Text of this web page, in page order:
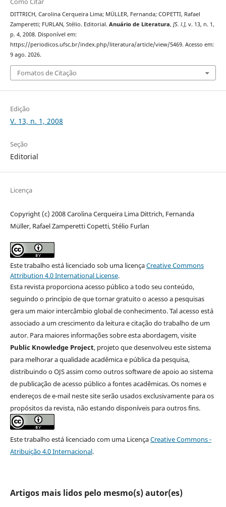
DITTRICH, Carolina Cerqueira Lima; MÜLLER, Fernanda; COPETTI, Rafael
Zamperetti; FURLAN, Stélio. Editorial. Anuário de Literatura, [S. l.], v. 13, n. 1,
p. 4, 2008. Disponível em:
https://periodicos.ufsc.br/index.php/literatura/article/view/5469. Acesso em:
9 ago. 2026.
Fomatos de Citação
Edição
V. 13, n. 1, 2008
Seção
Editorial
Licença
Copyright (c) 2008 Carolina Cerqueira Lima Dittrich, Fernanda
Müller, Rafael Zamperetti Copetti, Stélio Furlan
Este trabalho está licenciado sob uma licençaCreative Commons
Attribution 4.0 International License.
Esta revista proporciona acesso público a todo seu conteúdo,
seguindo o princípio de que tornar gratuito o acesso a pesquisas
gera um maior intercâmbio global de conhecimento. Tal acesso está
associado a um crescimento da leitura e citação do trabalho de um
autor. Para maiores informações sobre esta abordagem, visite
Public Knowledge Project, projeto que desenvolveu este sistema
para melhorar a qualidade acadêmica e pública da pesquisa,
distribuindo o OJS assim como outros software de apoio ao sistema
de publicação de acesso público a fontes acadêmicas. Os nomes e
endereços de e-mail neste site serão usados exclusivamente para os
propósitos da revista, não estando disponíveis para outros fins.
Este trabalho está licenciado com uma LicençaCreative Commons -
Atribuição 4.0 Internacional.
Artigos mais lidos pelo mesmo(s) autor(es)